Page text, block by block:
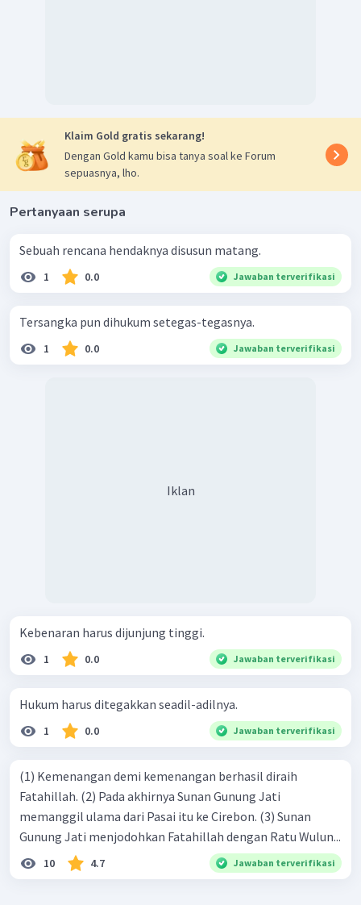
Klaim Gold gratis sekarang!
Dengan Gold kamu bisa tanya soal ke Forum
sepuasnya, lho.
Pertanyaan serupa
Sebuah rencana hendaknya disusun matang.
1 0.0 Jawaban terverifikasi
Tersangka pun dihukum setegas-tegasnya.
1 0.0 Jawaban terverifikasi
Iklan
Kebenaran harus dijunjung tinggi.
1 0.0 Jawaban terverifikasi
Hukum harus ditegakkan seadil-adilnya.
1 0.0 Jawaban terverifikasi
(1) Kemenangan demi kemenangan berhasil diraih
Fatahillah. (2) Pada akhirnya Sunan Gunung Jati
memanggil ulama dari Pasai itu ke Cirebon. (3) Sunan
Gunung Jati menjodohkan Fatahillah dengan Ratu Wulun...
10 4.7 Jawaban terverifikasi